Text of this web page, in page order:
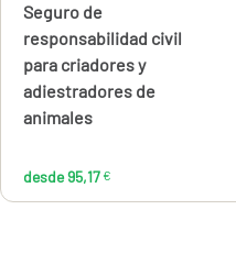
Calcúlalo ahora
Seguro de
responsabilidad civil
para criadores y
adiestradores de
animales
desde 95,17 €